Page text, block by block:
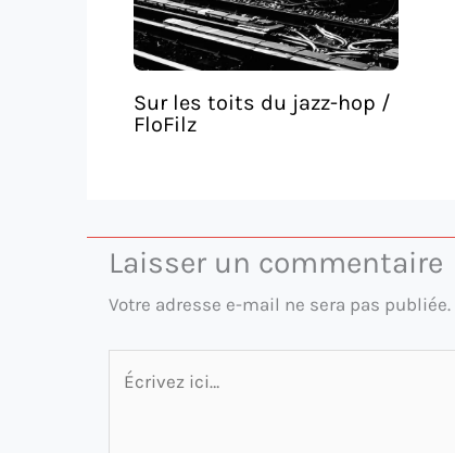
Sur les toits du jazz-hop /
FloFilz
Laisser un commentaire
Votre adresse e-mail ne sera pas publiée.